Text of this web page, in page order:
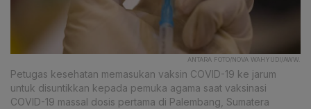
ANTARA FOTO/NOVA WAHYUDI/AWW.
Petugas kesehatan memasukan vaksin COVID-19 ke jarum
untuk disuntikkan kepada pemuka agama saat vaksinasi
COVID-19 massal dosis pertama di Palembang, Sumatera